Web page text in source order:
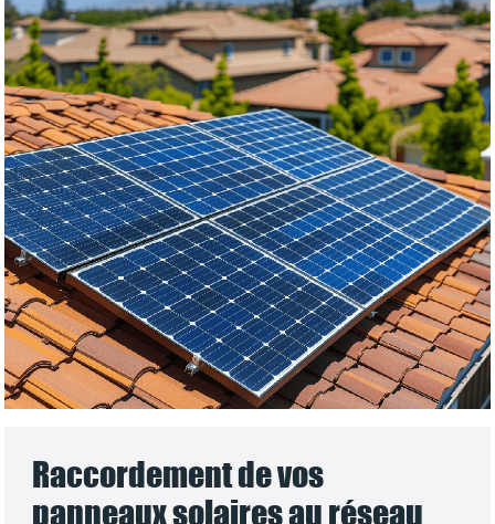
Raccordement de vos
panneaux solaires au réseau